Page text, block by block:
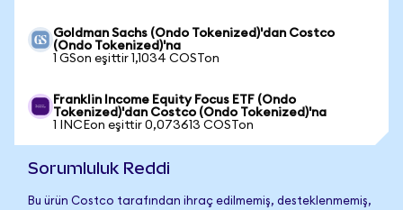
Goldman Sachs (Ondo Tokenized)'dan Costco
(Ondo Tokenized)'na
1 GSon eşittir 1,1034 COSTon
Franklin Income Equity Focus ETF (Ondo
Tokenized)'dan Costco (Ondo Tokenized)'na
1 INCEon eşittir 0,073613 COSTon
Sorumluluk Reddi
Bu ürün Costco tarafından ihraç edilmemiş, desteklenmemiş,